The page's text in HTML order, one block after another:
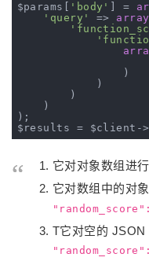
$params[ 'body' ] =
'query'
=> array
                )
            )
        )
    )
);
它对对象数组进
它对数组中的对
T它对空的 JSON